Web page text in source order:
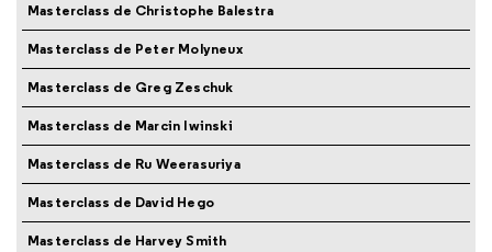
Masterclass de Christophe Balestra
Masterclass de Peter Molyneux
Masterclass de Greg Zeschuk
Masterclass de Marcin Iwinski
Masterclass de Ru Weerasuriya
Masterclass de David Hego
Masterclass de Harvey Smith